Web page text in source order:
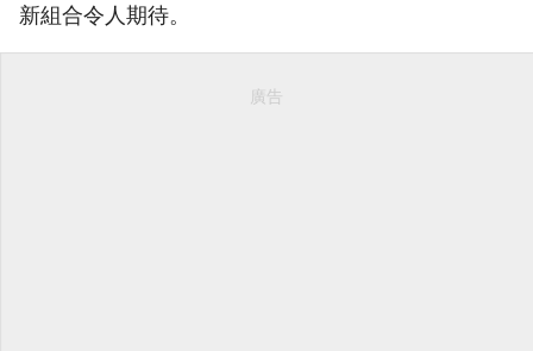
新組合令人期待。
廣告